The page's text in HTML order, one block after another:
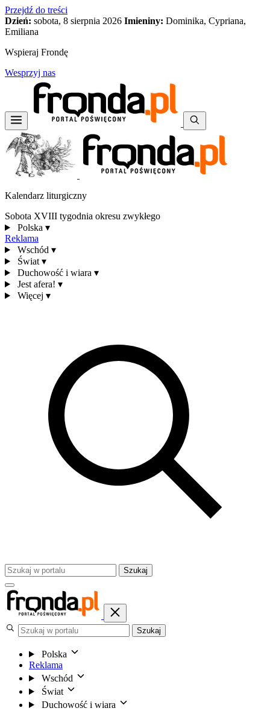
Przejdź do treści
Dzień: sobota, 8 sierpnia 2026 Imieniny: Dominika, Cypriana,
Emiliana
Wspieraj Frondę
Wesprzyj nas
Kalendarz liturgiczny
Sobota XVIII tygodnia okresu zwykłego
Polska ▾
Reklama
Wschód ▾
Świat ▾
Duchowość i wiara ▾
Jest afera! ▾
Więcej ▾
Szukaj
Szukaj
Polska
Reklama
Wschód
Świat
Duchowość i wiara